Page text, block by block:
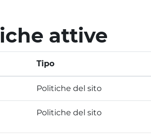
attive
Tipo
Politiche del sito
Politiche del sito